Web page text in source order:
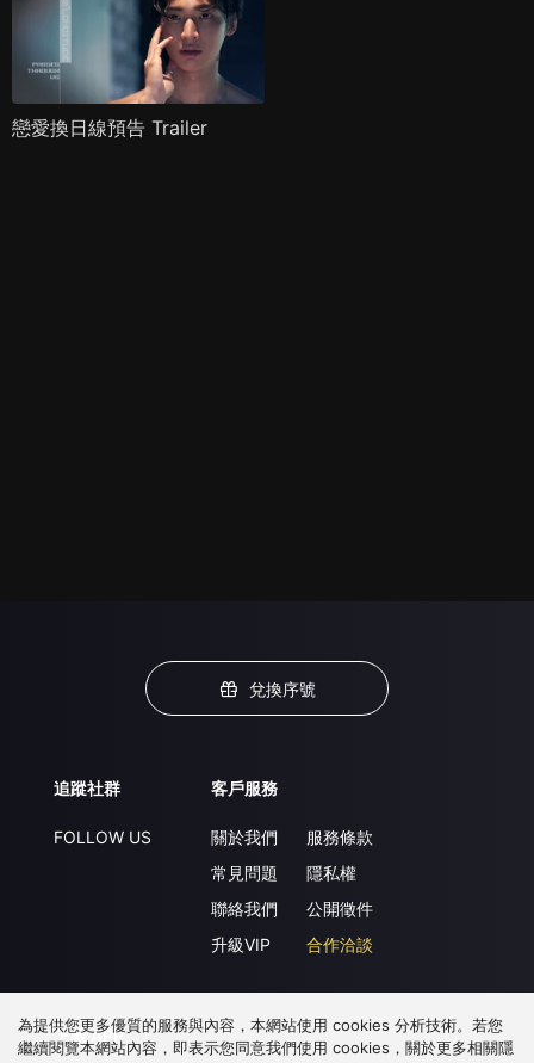
戀愛換日線預告 Trailer
兌換序號
追蹤社群
FOLLOW US
客戶服務
關於我們
常見問題
聯絡我們
升級VIP
服務條款
隱私權
公開徵件
合作洽談
下載 APP
為提供您更多優質的服務與內容，本網站使用 cookies 分析技術。若您
繼續閱覽本網站內容，即表示您同意我們使用 cookies，關於更多相關隱